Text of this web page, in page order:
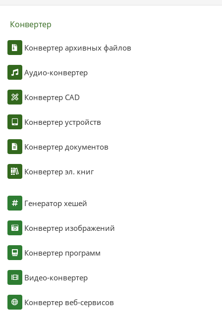
Конвертер
Конвертер архивных файлов
Аудио-конвертер
Конвертер CAD
Конвертер устройств
Конвертер документов
Конвертер эл. книг
Генератор хешей
Конвертер изображений
Конвертер программ
Видео-конвертер
Конвертер веб-сервисов